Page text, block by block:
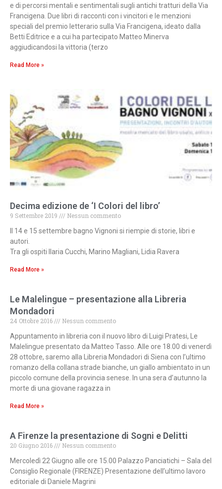
e di percorsi mentali e sentimentali sugli antichi tratturi della Via
Francigena. Due libri di racconti con i vincitori e le menzioni
speciali del premio letterario sulla Via Francigena, ideato dalla
Betti Editrice e a cui ha partecipato Matteo Minerva
aggiudicandosi la vittoria (terzo
Read More »
Decima edizione de ‘I Colori del libro’
9 Settembre 2019
Nessun commento
Il 14 e 15 settembre bagno Vignoni si riempie di storie, libri e
autori.
Tra gli ospiti Ilaria Cucchi, Marino Magliani, Lidia Ravera
Read More »
Le Malelingue – presentazione alla Libreria
Mondadori
24 Ottobre 2016
Nessun commento
Appuntamento in libreria con il nuovo libro di Luigi Pratesi, Le
Malelingue presentato da Matteo Tasso. Alle ore 18.00 di venerdì
28 ottobre, saremo alla Libreria Mondadori di Siena con l’ultimo
romanzo della collana strade bianche, un giallo ambientato in un
piccolo comune della provincia senese. In una sera d’autunno la
morte di una giovane ragazza in
Read More »
A Firenze la presentazione di Sogni e Delitti
20 Giugno 2016
Nessun commento
Mercoledì 22 Giugno alle ore 15.00 Palazzo Panciatichi – Sala del
Consiglio Regionale (FIRENZE) Presentazione dell’ultimo lavoro
editoriale di Daniele Magrini